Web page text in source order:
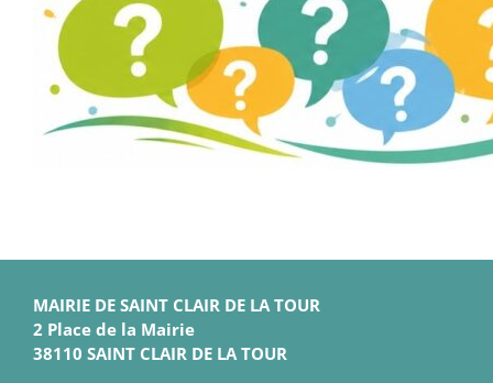
MAIRIE DE SAINT CLAIR DE LA TOUR
2 Place de la Mairie
38110 SAINT CLAIR DE LA TOUR